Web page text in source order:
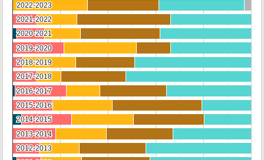
2022-2023
2022-2023
2021-2022
2021-2022
2020-2021
2020-2021
2019-2020
2019-2020
2018-2019
2018-2019
2017-2018
2017-2018
2016-2017
2016-2017
2015-2016
2015-2016
2014-2015
2014-2015
2013-2014
2013-2014
2012-2013
2012-2013